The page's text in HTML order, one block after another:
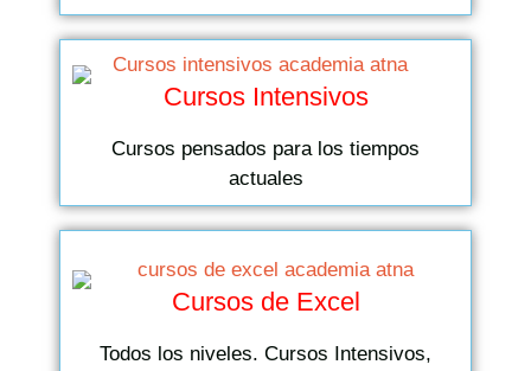
Cursos Intensivos
Cursos pensados para los tiempos
actuales
Cursos de Excel
Todos los niveles. Cursos Intensivos,